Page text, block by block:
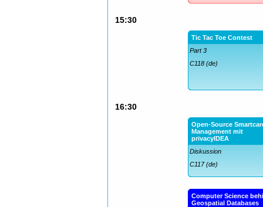
15:30
Tic Tac Toe Contest
Part 3
C118 (de)
16:30
Open-Source
Management mit
privacyIDEA
Diskussion
C117 (de)
Computer Science
Geospatial Databases